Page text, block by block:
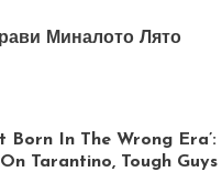
Миналото Лято
Born In The Wrong Era’:
Tarantino, Tough Guys